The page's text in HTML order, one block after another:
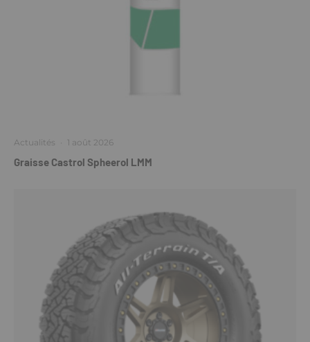
Actualités · 1 août 2026
Graisse Castrol Spheerol LMM